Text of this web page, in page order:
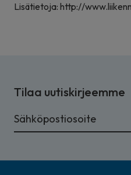
Lisätietoja: http://
Tilaa uutiskirjeemme